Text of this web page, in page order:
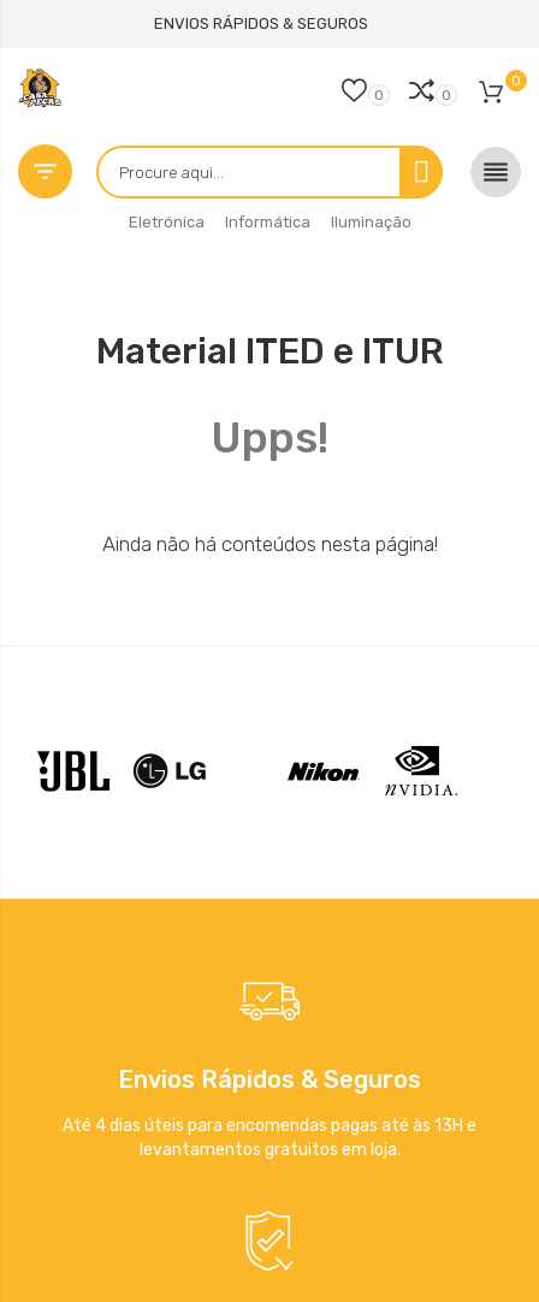
ENVIOS RÁPIDOS & SEGUROS
Eletrónica Informática Iluminação
0 0
0
 
Material ITED e ITUR
Upps!
Ainda não há conteúdos nesta página!
Envios Rápidos & Seguros
Até 4 dias úteis para encomendas pagas até às 13H e
levantamentos gratuitos em loja.